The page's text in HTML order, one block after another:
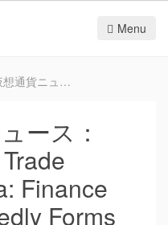
Menu
in India: Finance Ministry Reportedly Forms Committee to Examine Scope – Gadgets 360
ース：
Finance
Forms